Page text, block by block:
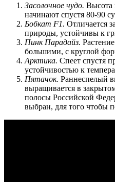
Засолочное чудо. Высота
начинают спустя 80-90
Бобкат F1. Отличается
природы, устойчивы к
Пинк Парадайз.
большими, с круглой
Арктика. Спеет спустя
устойчивостью к
Пятачок. Раннеспелый
выращивается в
полосы Российской
выбран, для того чтобы